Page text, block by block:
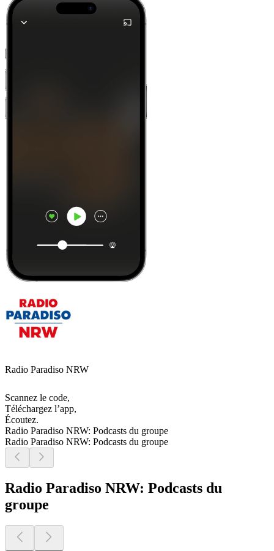
Radio Paradiso NRW
Scannez le code,
Téléchargez l’app,
Écoutez.
Radio Paradiso NRW: Podcasts du groupe
Radio Paradiso NRW: Podcasts du groupe
Radio Paradiso NRW: Podcasts du
groupe